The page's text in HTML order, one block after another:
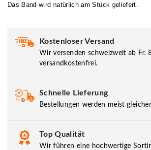
Das Band wird natürlich am Stück geliefert.
Kostenloser Versand
Wir versenden schweizweit ab Fr.
versandkostenfrei.
Schnelle Lieferung
Bestellungen werden meist
Top Qualität
Wir führen eine hochwertige